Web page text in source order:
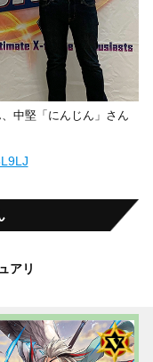
中堅「にんじん」さん
アリ